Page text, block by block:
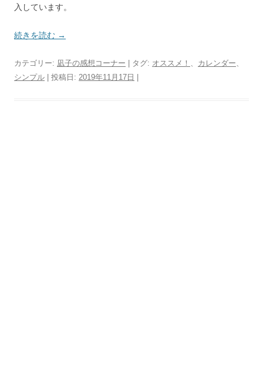
入しています。
続きを読む →
カテゴリー: 凪子の感想コーナー | タグ: オススメ！ 、 カレンダー、
シンプル | 投稿日: 2019年11月17日